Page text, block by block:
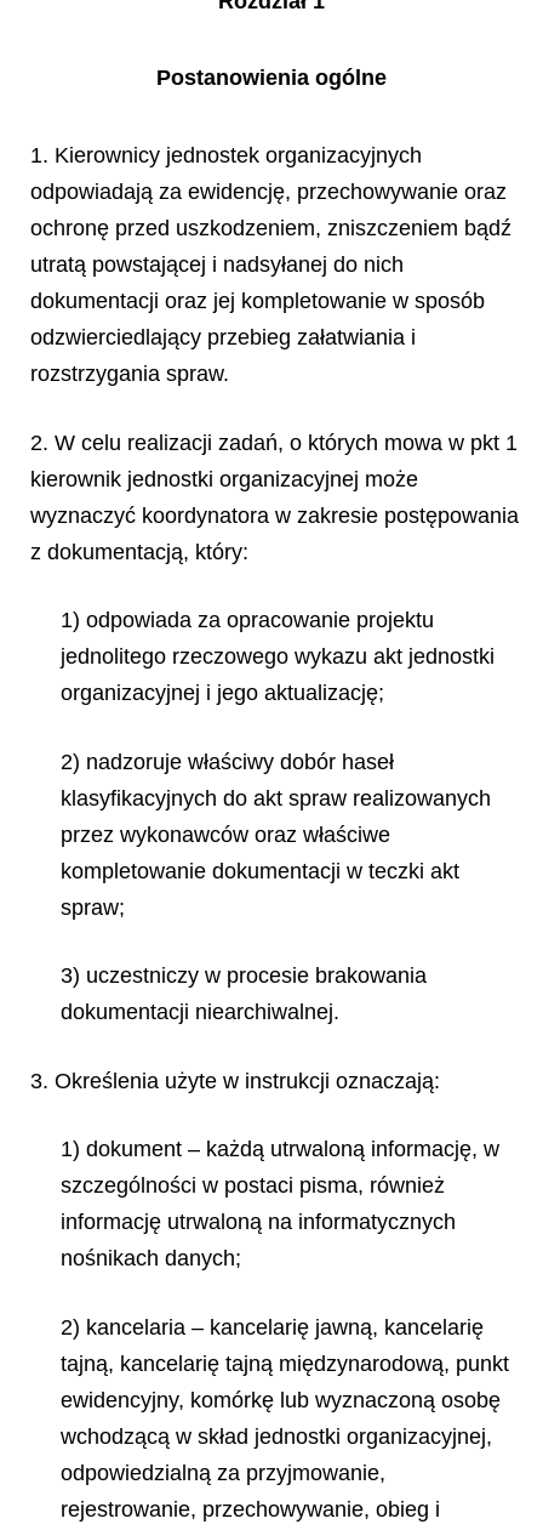
Postanowienia ogólne
1. Kierownicy jednostek organizacyjnych
odpowiadają za ewidencję, przechowywanie oraz
ochronę przed uszkodzeniem, zniszczeniem bądź
utratą powstającej i nadsyłanej do nich
dokumentacji oraz jej kompletowanie w sposób
odzwierciedlający przebieg załatwiania i
rozstrzygania spraw.
2. W celu realizacji zadań, o których mowa w pkt 1
kierownik jednostki organizacyjnej może
wyznaczyć koordynatora w zakresie postępowania
z dokumentacją, który:
1) odpowiada za opracowanie projektu
jednolitego rzeczowego wykazu akt jednostki
organizacyjnej i jego aktualizację;
2) nadzoruje właściwy dobór haseł
klasyfikacyjnych do akt spraw realizowanych
przez wykonawców oraz właściwe
kompletowanie dokumentacji w teczki akt
spraw;
3) uczestniczy w procesie brakowania
dokumentacji niearchiwalnej.
3. Określenia użyte w instrukcji oznaczają:
1) dokument – każdą utrwaloną informację, w
szczególności w postaci pisma, również
informację utrwaloną na informatycznych
nośnikach danych;
2) kancelaria – kancelarię jawną, kancelarię
tajną, kancelarię tajną międzynarodową, punkt
ewidencyjny, komórkę lub wyznaczoną osobę
wchodzącą w skład jednostki organizacyjnej,
odpowiedzialną za przyjmowanie,
rejestrowanie, przechowywanie, obieg i